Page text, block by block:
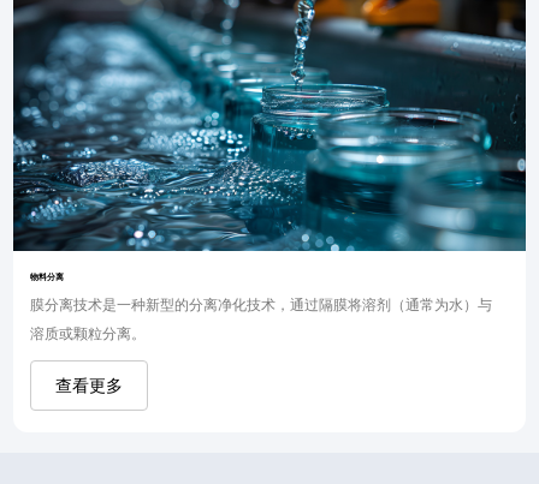
物料分离
膜分离技术是一种新型的分离净化技术，通过隔膜将溶剂（通常为水）与
溶质或颗粒分离。
查看更多